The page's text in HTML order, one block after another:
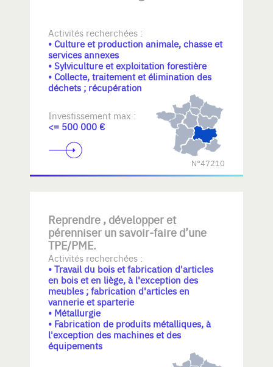
Activités recherchées :
• Culture et production animale, chasse et
services annexes
• Sylviculture et exploitation forestière
• Collecte, traitement et élimination des
déchets ; récupération
Investissement max :
<= 500 000 €
N°47210
Reprendre , développer et
pérenniser un savoir-faire d’une
TPE/PME.
Activités recherchées :
• Travail du bois et fabrication d'articles
en bois et en liège, à l'exception des
meubles ; fabrication d'articles en
vannerie et sparterie
• Métallurgie
• Fabrication de produits métalliques, à
l'exception des machines et des
équipements